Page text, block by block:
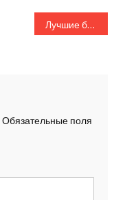
Лучшие бесплатные приложения для быстрой обработки фото на телефоне
Обязательные поля